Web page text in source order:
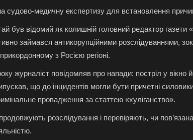
судово-медичну експертизу для встановлення
був відомий як колишній головний редактор газети
займався антикорупційними розслідуваннями,
з Росією регіоні.
журналіст повідомляв про напади: постріл у вікно
що до інцидентів могли бути причетні
провадження за статтею «хуліганство».
розслідування і перевіряють, чи